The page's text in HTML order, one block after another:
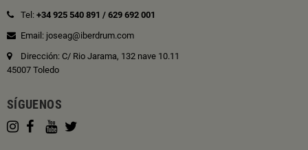
Tel: +34 925 540 891 / 629 692 001
Email: joseag@iberdrum.com
Dirección: C/ Rio Jarama, 132 nave 10.11
45007 Toledo
SÍGUENOS